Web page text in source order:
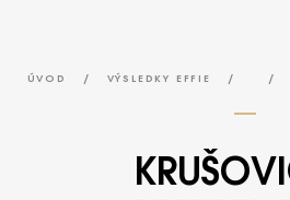
ÚVOD / VÝSLEDKY EFFIE / /